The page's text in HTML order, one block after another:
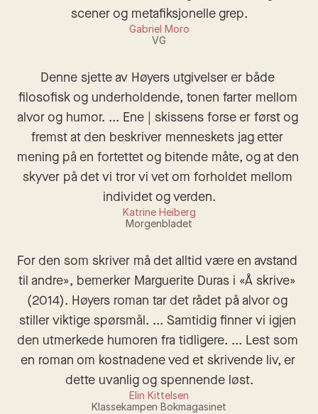
scener og metafiksjonelle grep.
Gabriel Moro
VG
Denne sjette av Høyers utgivelser er både
filosofisk og underholdende, tonen farter mellom
alvor og humor. ... Ene | skissens forse er først og
fremst at den beskriver menneskets jag etter
mening på en fortettet og bitende måte, og at den
skyver på det vi tror vi vet om forholdet mellom
individet og verden.
Katrine Heiberg
Morgenbladet
For den som skriver må det alltid være en avstand
til andre», bemerker Marguerite Duras i «Å skrive»
(2014). Høyers roman tar det rådet på alvor og
stiller viktige spørsmål. ... Samtidig finner vi igjen
den utmerkede humoren fra tidligere. ... Lest som
en roman om kostnadene ved et skrivende liv, er
dette uvanlig og spennende løst.
Elin Kittelsen
Klassekampen Bokmagasinet